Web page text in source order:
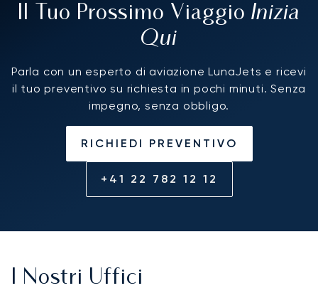
Il Tuo Prossimo Viaggio Inizia
Qui
Parla con un esperto di aviazione LunaJets e ricevi
il tuo preventivo su richiesta in pochi minuti. Senza
impegno, senza obbligo.
RICHIEDI PREVENTIVO
+41 22 782 12 12
I Nostri Uffici